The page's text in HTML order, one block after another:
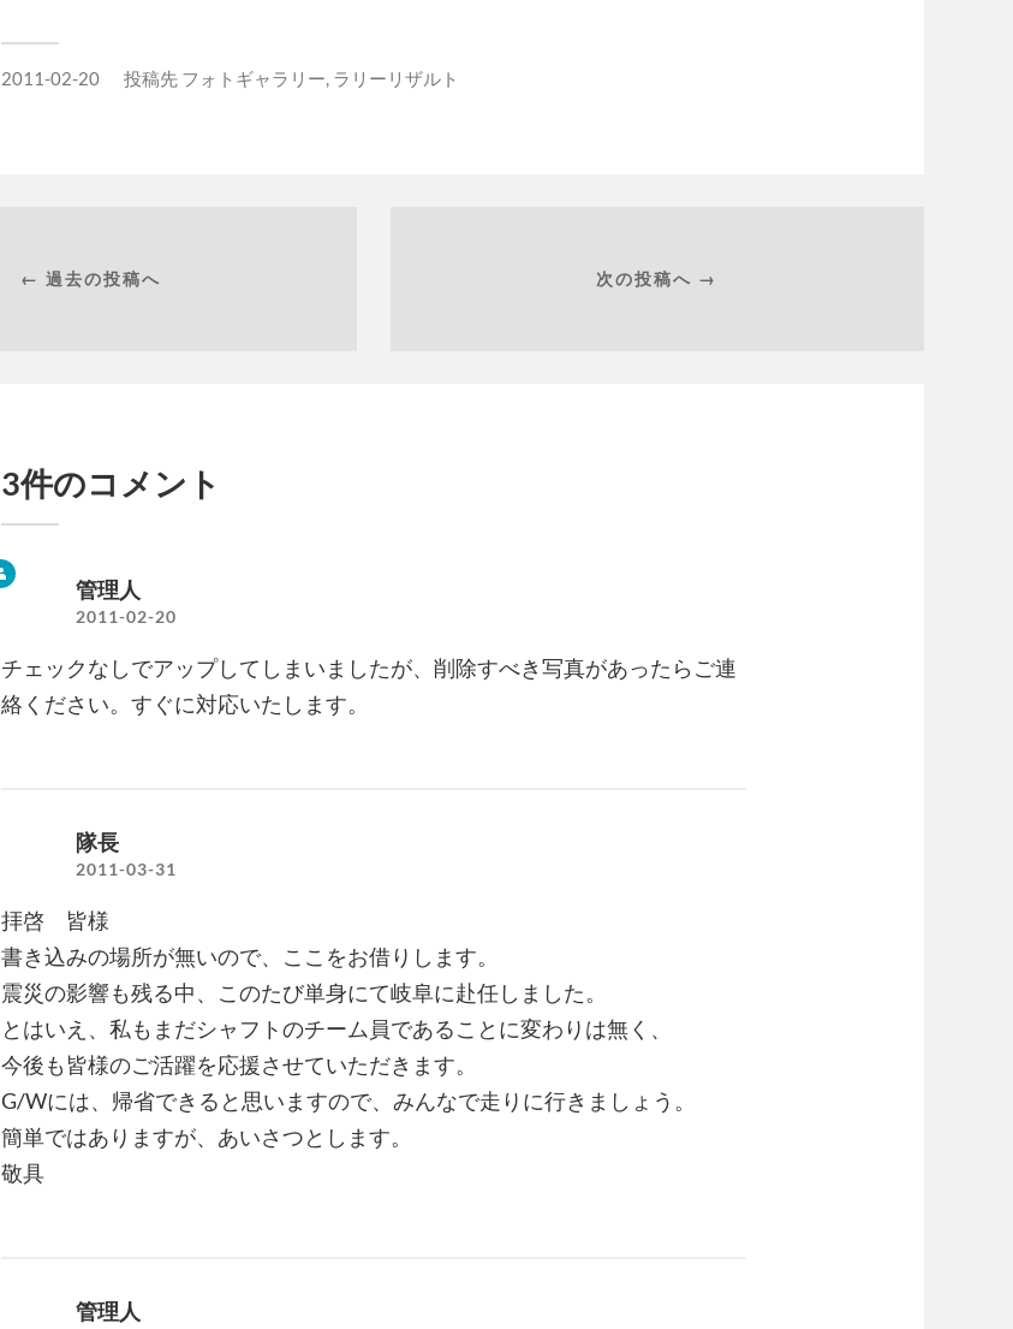
2011-02-20 投稿先 フォトギャラリー, ラリーリザルト
← 過去の投稿へ 次の投稿へ →
3件のコメント
管理人
2011-02-20
チェックなしでアップしてしまいましたが、削除すべき写真があったらご連
絡ください。すぐに対応いたします。
隊長
2011-03-31
拝啓 皆様
書き込みの場所が無いので、ここをお借りします。
震災の影響も残る中、このたび単身にて岐阜に赴任しました。
とはいえ、私もまだシャフトのチーム員であることに変わりは無く、
今後も皆様のご活躍を応援させていただきます。
G/Wには、帰省できると思いますので、みんなで走りに行きましょう。
簡単ではありますが、あいさつとします。
敬具
管理人